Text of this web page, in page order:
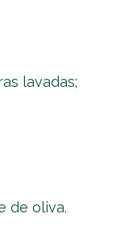
lavadas;
de oliva.